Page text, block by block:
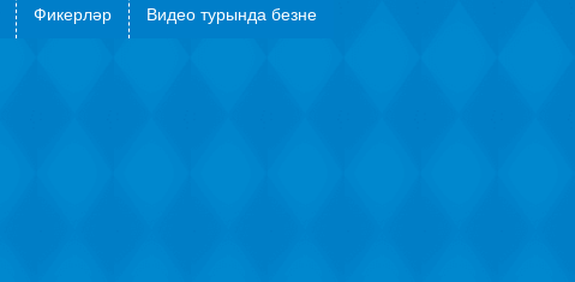
Фикерләр Видео турында безне